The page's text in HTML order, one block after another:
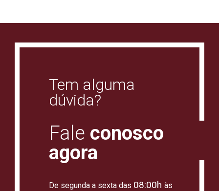
Tem alguma
dúvida?
Fale conosco
agora
De segunda a sexta das 08:00h às